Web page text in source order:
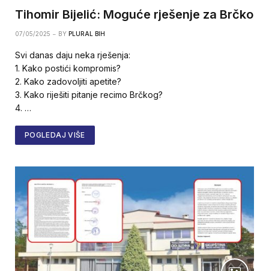
Tihomir Bijelić: Moguće rješenje za Brčko
07/05/2025 BY PLURAL BIH
Svi danas daju neka rješenja:
1. Kako postići kompromis?
2. Kako zadovoljiti apetite?
3. Kako riješiti pitanje recimo Brčkog?
4. …
POGLEDAJ VIŠE